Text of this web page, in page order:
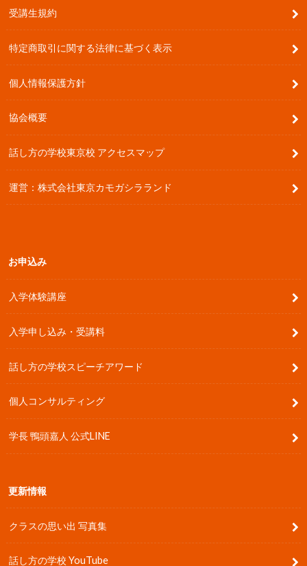
受講生規約
特定商取引に関する法律に基づく表示
個人情報保護方針
協会概要
話し方の学校東京校 アクセスマップ
運営：株式会社東京カモガシラランド
お申込み
入学体験講座
入学申し込み・受講料
話し方の学校スピーチアワード
個人コンサルティング
学長 鴨頭嘉人 公式LINE
更新情報
クラスの思い出 写真集
話し方の学校 YouTube